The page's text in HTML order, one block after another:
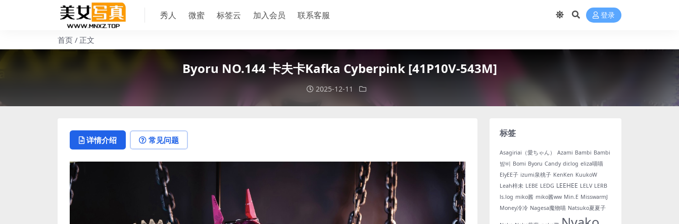
秀人 微蜜 标签云 加入会员 联系客服 登录
首页 正文
Byoru NO.144 卡夫卡Kafka Cyberpink [41P10V-543M]
2025-12-11
详情介绍 常见问题
标签
Asagiriai（愛ちゃん） Azami Bambi Bambi
밤비 Bomi Byoru Candy dir.log eliza喵喵
ElyEE子 izumi泉桃子 KenKen KuukoW
Leah梓未 LEBE LEDG LEEHEE LELV LERB
ls.log miko酱 miko酱ww Min.E MisswarmJ
Money冷冷 Nagesa魔物喵 Natsuko夏夏子